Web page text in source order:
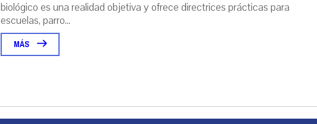
biológico es una realidad objetiva y ofrece directrices prácticas para
escuelas, parro...
MÁS